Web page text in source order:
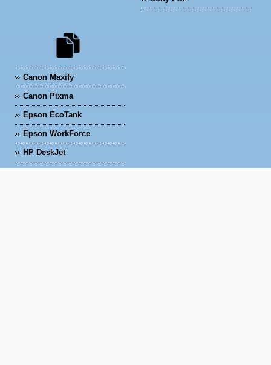
Canon Maxify
Canon Pixma
Epson EcoTank
Epson WorkForce
HP DeskJet